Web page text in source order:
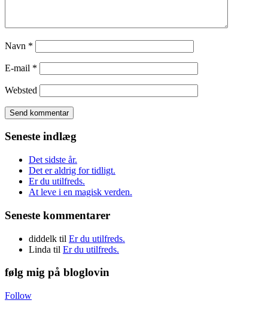
Navn *
E-mail *
Websted
Seneste indlæg
Det sidste år.
Det er aldrig for tidligt.
Er du utilfreds.
At leve i en magisk verden.
Seneste kommentarer
diddelk til Er du utilfreds.
Linda til Er du utilfreds.
følg mig på bloglovin
Follow